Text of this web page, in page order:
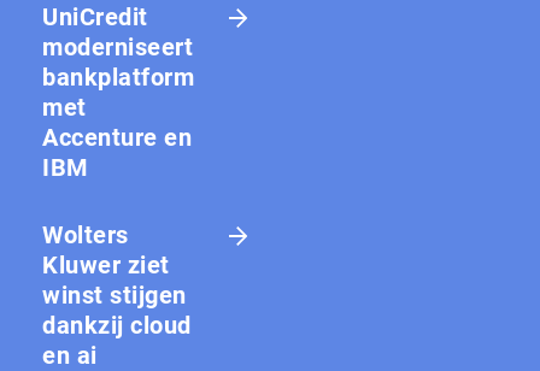
UniCredit
moderniseert
bankplatform
met
Accenture en
IBM
Wolters
Kluwer ziet
winst stijgen
dankzij cloud
en ai